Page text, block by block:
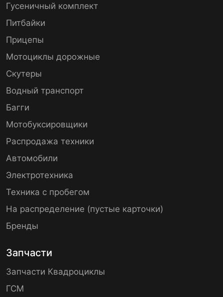
Гусеничный комплект
Питбайки
Прицепы
Мотоциклы дорожные
Скутеры
Водный транспорт
Багги
Мотобуксировщики
Распродажа техники
Автомобили
Электротехника
Техника с пробегом
На распределение (пустые карточки)
Бренды
Запчасти
Запчасти Квадроциклы
ГСМ